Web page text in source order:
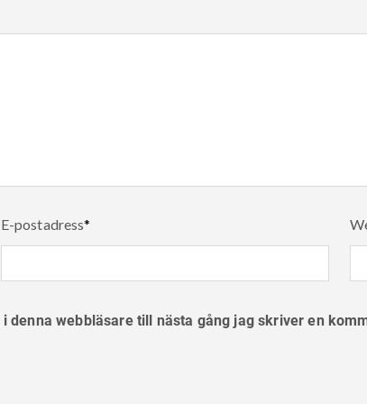
E-postadress*
denna webbläsare till nästa gång jag skriver en